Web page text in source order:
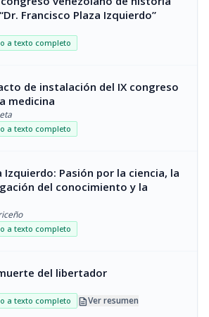
Francisco Plaza Izquierdo”
a texto completo
de instalación del IX congreso
medicina
a texto completo
Izquierdo: Pasión por la ciencia, la
del conocimiento y la
a texto completo
del libertador
a texto completo descriptionVer resumen